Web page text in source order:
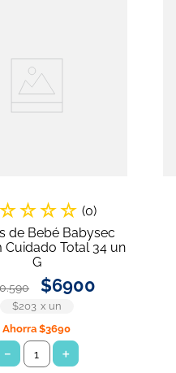
☆☆☆☆ (0)
de Bebé Babysec
Cuidado Total 34 un
G
.590 $6900
$203 x un
Ahorra$3690
＋
－